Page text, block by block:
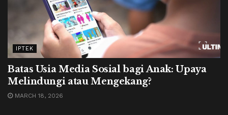
IPTEK
Batas Usia Media Sosial bagi Anak: Upaya
Melindungi atau Mengekang?
MARCH 18, 2026